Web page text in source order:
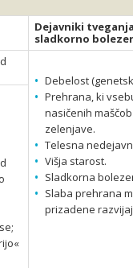
Dejavniki
sladkorno
Debelost
Prehrana, ki
nasičenih
zelenjave.
Telesna
Višja starost.
Sladkorna
Slaba prehrana
prizadene